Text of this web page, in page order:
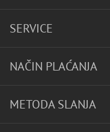
SERVICE
NAČIN PLAĆANJA
METODA SLANJA